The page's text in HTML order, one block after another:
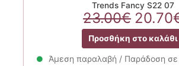
Trends Fancy S22 07
23.00€
price
was:
20.70
Προσθήκη στο καλάθι
Άμεση παραλαβή / Παράδοση σε